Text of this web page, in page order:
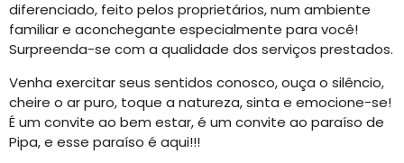
diferenciado, feito pelos proprietários, num ambiente
familiar e aconchegante especialmente para você!
Surpreenda-se com a qualidade dos serviços prestados.
Venha exercitar seus sentidos conosco, ouça o silêncio,
cheire o ar puro, toque a natureza, sinta e emocione-se!
É um convite ao bem estar, é um convite ao paraíso de
Pipa, e esse paraíso é aqui!!!